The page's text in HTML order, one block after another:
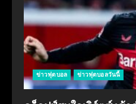
ข่าวฟุตบอล ข่าวฟุตบอลวันนี้